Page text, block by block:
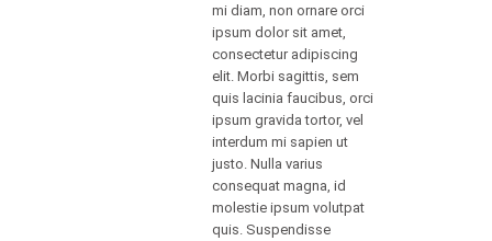
mi diam, non ornare orci
ipsum dolor sit amet,
consectetur adipiscing
elit. Morbi sagittis, sem
quis lacinia faucibus, orci
ipsum gravida tortor, vel
interdum mi sapien ut
justo. Nulla varius
consequat magna, id
molestie ipsum volutpat
quis. Suspendisse